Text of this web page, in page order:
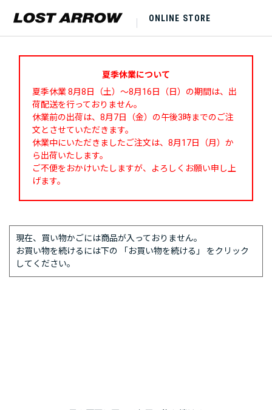
ONLINE STORE
夏季休業について
夏季休業 8月8日（土）～8月16日（日）の期間は、出
荷配送を行っておりません。
休業前の出荷は、8月7日（金）の午後3時までのご注
文とさせていただきます。
休業中にいただきましたご注文は、8月17日（月）か
ら出荷いたします。
ご不便をおかけいたしますが、よろしくお願い申し上
げます。
現在、買い物かごには商品が入っておりません。
お買い物を続けるには下の 「お買い物を続ける」 をクリック
してください。